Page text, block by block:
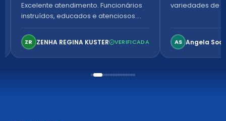
Excelente atendimento. Funcionários
instruídos, educados e atenciosos.
confortável. Perfeito!
ZR ZENHA REGINA KUSTER VERIFICADA
variedades de
AS Angela